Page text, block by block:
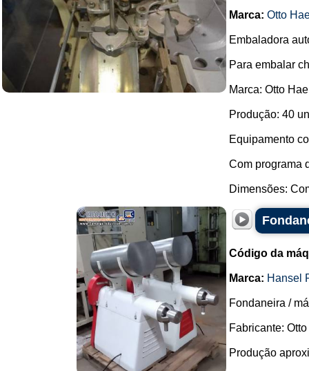
Marca: Otto
Embaladora
Para embalar
Marca: Otto
Produção: 40
Equipamento
Com programa
Dimensões:
Código da
Marca: Hansel
Fondaneira /
Fabricante:
Produção